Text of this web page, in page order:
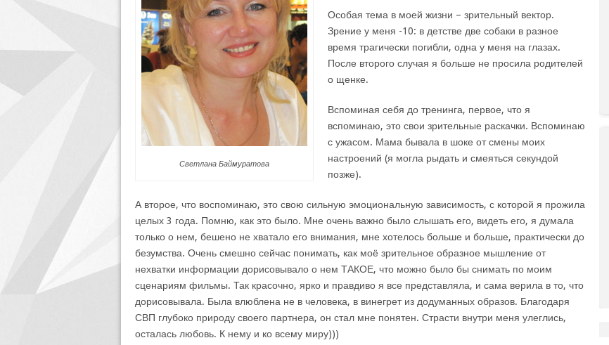
Светлана Баймуратова
Особая тема в моей жизни – зрительный вектор.
Зрение у меня -10: в детстве две собаки в разное
время трагически погибли, одна у меня на глазах.
После второго случая я больше не просила родителей
о щенке.
Вспоминая себя до тренинга, первое, что я
вспоминаю, это свои зрительные раскачки. Вспоминаю
с ужасом. Мама бывала в шоке от смены моих
настроений (я могла рыдать и смеяться секундой
позже).
А второе, что воспоминаю, это свою сильную эмоциональную зависимость, с которой я прожила
целых 3 года. Помню, как это было. Мне очень важно было слышать его, видеть его, я думала
только о нем, бешено не хватало его внимания, мне хотелось больше и больше, практически до
безумства. Очень смешно сейчас понимать, как моё зрительное образное мышление от
нехватки информации дорисовывало о нем ТАКОЕ, что можно было бы снимать по моим
сценариям фильмы. Так красочно, ярко и правдиво я все представляла, и сама верила в то, что
дорисовывала. Была влюблена не в человека, в винегрет из додуманных образов. Благодаря
СВП глубоко природу своего партнера, он стал мне понятен. Страсти внутри меня улеглись,
осталась любовь. К нему и ко всему миру)))